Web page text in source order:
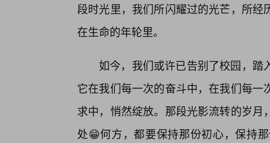
段时光里，我们所闪耀过的光芒，所
在生命的年轮里。
如今，我们或许已告别了校园，踏
它在我们每一次的奋斗中，在我们每
求中，悄然绽放。那段光影流转的岁
处😁何方，都要保持那份初心，保持